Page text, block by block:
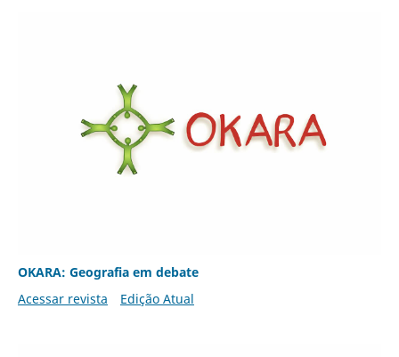
OKARA: Geografia em debate
Acessar revista
Edição Atual